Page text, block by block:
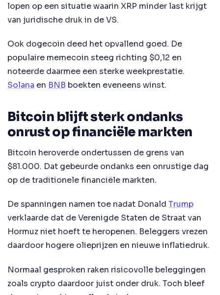
lopen op een situatie waarin XRP minder last krijgt
van juridische druk in de VS.
Ook dogecoin deed het opvallend goed. De
populaire memecoin steeg richting $0,12 en
noteerde daarmee een sterke weekprestatie.
Solana en BNB boekten eveneens winst.
Bitcoin blijft sterk ondanks
onrust op financiële markten
Bitcoin heroverde ondertussen de grens van
$81.000. Dat gebeurde ondanks een onrustige dag
op de traditionele financiële markten.
De spanningen namen toe nadat Donald Trump
verklaarde dat de Verenigde Staten de Straat van
Hormuz niet hoeft te heropenen. Beleggers vrezen
daardoor hogere olieprijzen en nieuwe inflatiedruk.
Normaal gesproken raken risicovolle beleggingen
zoals crypto daardoor juist onder druk. Toch bleef